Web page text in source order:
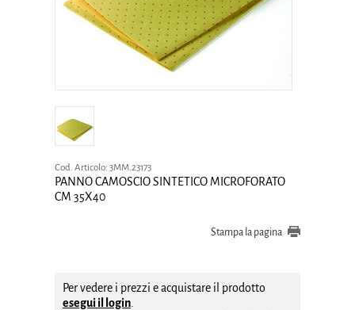
Cod. Articolo: 3MM.23173
PANNO CAMOSCIO SINTETICO MICROFORATO
CM 35X40
Stampa la pagina
Per vedere i prezzi e acquistare il prodotto
esegui il login